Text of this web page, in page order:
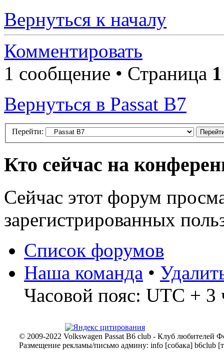
Вернуться к началу
Комментировать
1 сообщение • Страница 1
Вернуться в Passat B7
Перейти:
Кто сейчас на
Сейчас этот форум
зарегистрированных
Список форумов
Наша команда •
Часовой пояс: UTC + 3
© 2009-2022 Volkswagen Passat B6 club - Клуб любителей
Размещение рекламы/письмо админу: info [собака] b6club